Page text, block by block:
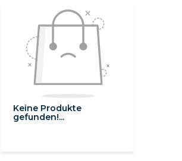
Keine Produkte
gefunden!...